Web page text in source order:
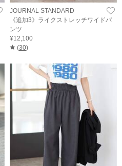
JOURNAL STANDARD
《追加3》ライクストレッチワイドパ
ンツ
¥12,100
(30)